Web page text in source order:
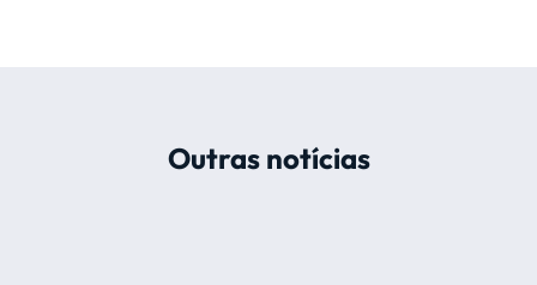
Outras notícias